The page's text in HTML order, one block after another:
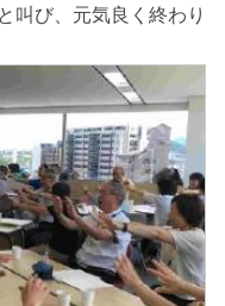
叫び、元気良く終わり